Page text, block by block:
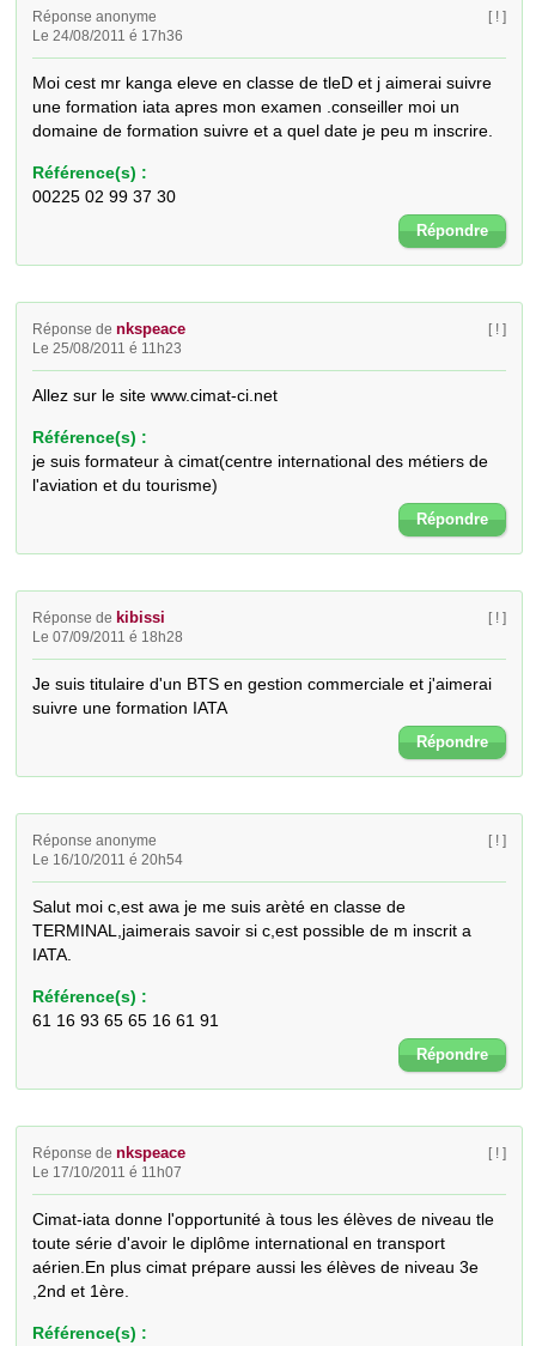
Réponse anonyme
Le 24/08/2011 é 17h36
[ ! ]
Moi cest mr kanga eleve en classe de tleD et j aimerai suivre
une formation iata apres mon examen .conseiller moi un
domaine de formation suivre et a quel date je peu m inscrire.
Référence(s) :
00225 02 99 37 30
Répondre
Réponse denkspeace
Le 25/08/2011 é 11h23
[ ! ]
Allez sur le site www.cimat-ci.net
Référence(s) :
je suis formateur à cimat(centre international des métiers de
l'aviation et du tourisme)
Répondre
Réponse de kibissi
Le 07/09/2011 é 18h28
[ ! ]
Je suis titulaire d'un BTS en gestion commerciale et j'aimerai
suivre une formation IATA
Répondre
Réponse anonyme
Le 16/10/2011 é 20h54
[ ! ]
Salut moi c,est awa je me suis arèté en classe de
TERMINAL,jaimerais savoir si c,est possible de m inscrit a
IATA.
Référence(s) :
61 16 93 65 65 16 61 91
Répondre
Réponse denkspeace
Le 17/10/2011 é 11h07
[ ! ]
Cimat-iata donne l'opportunité à tous les élèves de niveau tle
toute série d'avoir le diplôme international en transport
aérien.En plus cimat prépare aussi les élèves de niveau 3e
,2nd et 1ère.
Référence(s) :